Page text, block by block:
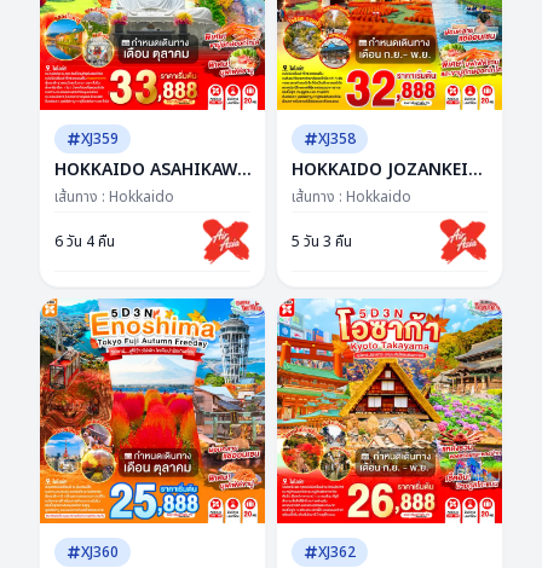
XJ359
HOKKAIDO ASAHIKAWA
JOZANKEI OTARU 6D
4N BY XJ -- OCT'26 --
ซุปตาร์...ฮอกไกโดชิลจัด วิว
เส้นทาง : Hokkaido
6 วัน 4 คืน
XJ358
HOKKAIDO JOZANKEI
OTARU AUTUMN 5D 3N
BY XJ -- SEP - NOV'26 --
ซุปตาร์ฮอกไกโดดีเกิน ฟีล
เส้นทาง : Hokkaido
5 วัน 3 คืน
XJ360 XJ362